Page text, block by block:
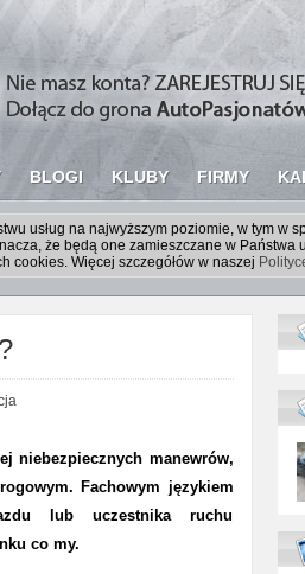
BLOGI KLUBY FIRMY
usług na najwyższym poziomie, w tym w
że będą one zamieszczane w
cookies. Więcej szczegółów w naszej
niebezpiecznych manewrów,
Fachowym językiem
lub uczestnika ruchu
co my.